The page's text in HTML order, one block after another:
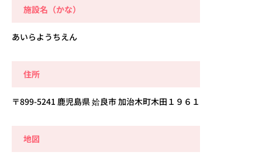
施設名（かな）
あいらようちえん
住所
〒899-5241 鹿児島県 姶良市 加治木町木田１９６１
地図